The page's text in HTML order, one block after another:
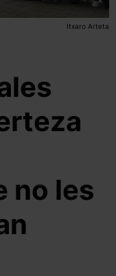
Itxaro Arteta
no les